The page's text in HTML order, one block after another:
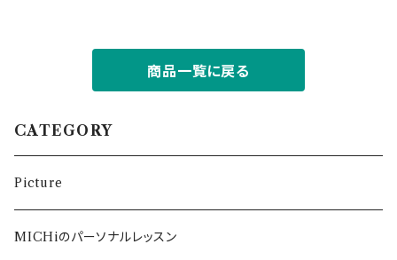
商品一覧に戻る
CATEGORY
Picture
MICHiのパーソナルレッスン